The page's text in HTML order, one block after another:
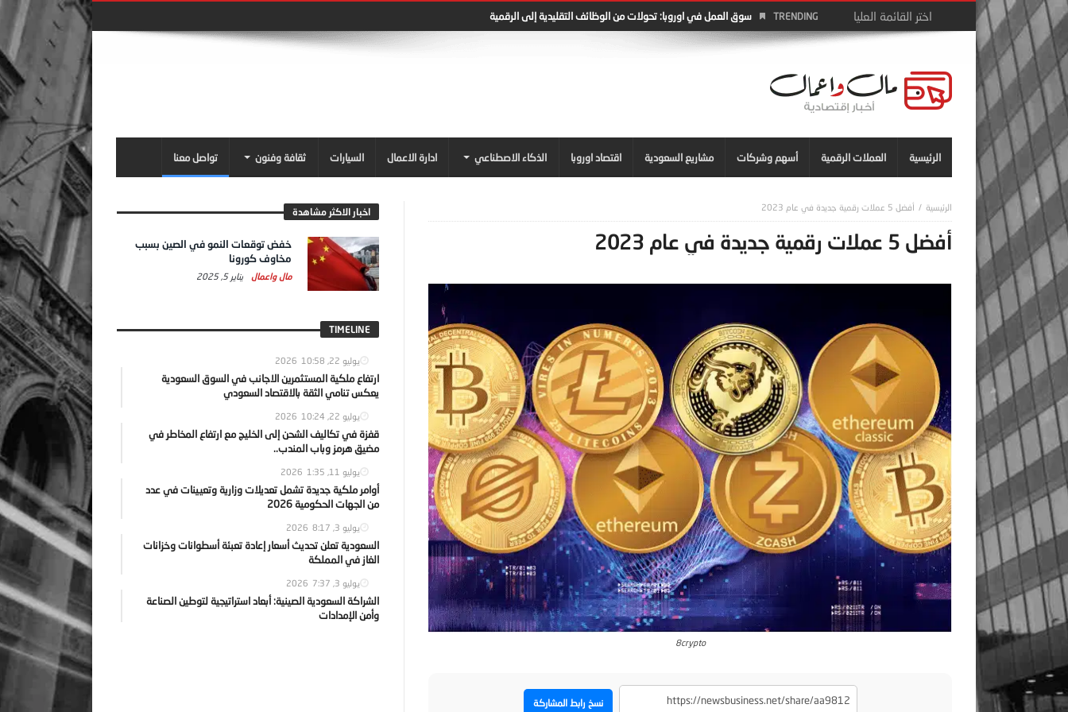
TRENDING سوق العمل في اوروبا: تحولات من الوظائف التقليدية إلى الرقمية
الرئيسية العملات الرقمية أسهم وشركات مشاريع السعودية اقتصاد اوروبا الذكاء الاصطناعي ادارة الاعمال السيارات ثقافة وفنون تواصل معنا
أفضل 5 عملات رقمية جديدة في عام 2023
أفضل 5 عملات رقمية جديدة في عام 2023
8crypto
نسخ رابط المشاركة
اخبار الاكثر مشاهدة
خفض توقعات النمو في الصين بسبب
مخاوف كورونا
مال واعمال يناير 5, 2025
TIMELINE
يوليو 22, 2026 10:58
ارتفاع ملكية المستثمرين الاجانب في السوق السعودية
يعكس تنامي الثقة بالاقتصاد السعودي
يوليو 22, 2026 10:24
قفزة في تكاليف الشحن إلى الخليج مع ارتفاع المخاطر في
مضيق هرمز وباب المندب..
يوليو 11, 2026 1:35
أوامر ملكية جديدة تشمل تعديلات وزارية وتعيينات في عدد
من الجهات الحكومية 2026
يوليو 3, 2026 8:17
السعودية تعلن تحديث أسعار إعادة تعبئة أسطوانات وخزانات
الغاز في المملكة
يوليو 3, 2026 7:37
الشراكة السعودية الصينية: أبعاد استراتيجية لتوطين الصناعة
وأمن الإمدادات